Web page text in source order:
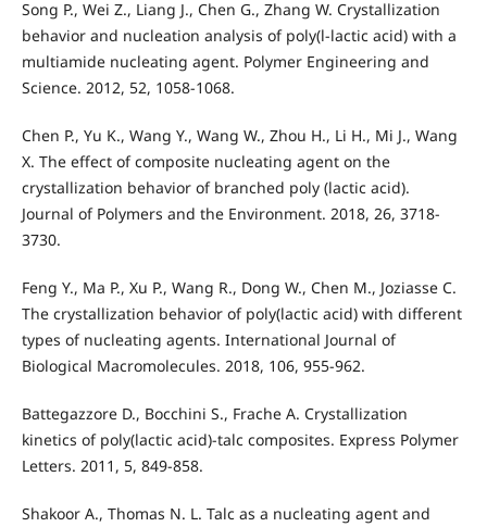
Song P., Wei Z., Liang J., Chen G., Zhang W. Crystallization
behavior and nucleation analysis of poly(l-lactic acid) with a
multiamide nucleating agent. Polymer Engineering and
Science. 2012, 52, 1058-1068.
Chen P., Yu K., Wang Y., Wang W., Zhou H., Li H., Mi J., Wang
X. The effect of composite nucleating agent on the
crystallization behavior of branched poly (lactic acid).
Journal of Polymers and the Environment. 2018, 26, 3718-
3730.
Feng Y., Ma P., Xu P., Wang R., Dong W., Chen M., Joziasse C.
The crystallization behavior of poly(lactic acid) with different
types of nucleating agents. International Journal of
Biological Macromolecules. 2018, 106, 955-962.
Battegazzore D., Bocchini S., Frache A. Crystallization
kinetics of poly(lactic acid)-talc composites. Express Polymer
Letters. 2011, 5, 849-858.
Shakoor A., Thomas N. L. Talc as a nucleating agent and